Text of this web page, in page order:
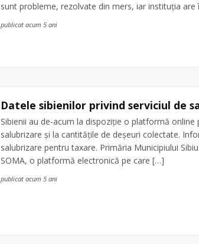
sunt probleme, rezolvate din mers, iar instituția
publicat acum 5 ani
Datele sibienilor privind serviciul de
Sibienii au de-acum la dispoziție o platformă
salubrizare și la cantitățile de deșeuri colectate.
salubrizare pentru taxare. Primăria Municipiului
SOMA, o platformă electronică pe care […]
publicat acum 5 ani